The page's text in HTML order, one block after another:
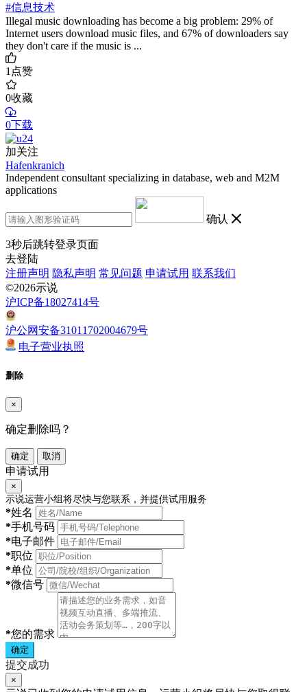
#信息技术
Illegal music downloading has become a big problem: 29% of
Internet users download music files, and 67% of downloaders say
they don't care if the music is ...
1点赞
0收藏
0下载
加关注
Hafenkranich
Independent consultant specializing in database, web and M2M
applications
确认
3秒后跳转登录页面
去登陆
注册声明 隐私声明 常见问题 申请试用 联系我们
©2026示说
沪ICP备18027414号
沪公网安备31011702004679号
电子营业执照
删除
×
确定删除吗？
确定 取消
申请试用
×
示说运营小组将尽快与您联系，并提供试用服务
*姓名
*手机号码
*电子邮件
*职位
*单位
*微信号
*您的需求
确定
提交成功
×